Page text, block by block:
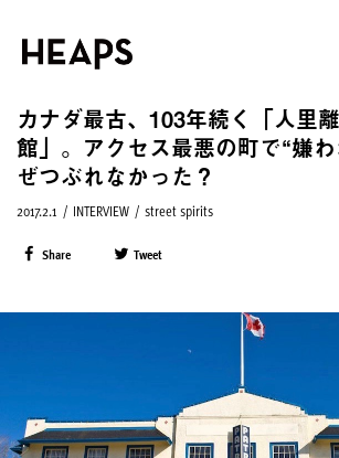
カナダ最古、103年続く「人里
館」。アクセス最悪の町で“嫌
ぜつぶれなかった？
2017.2.1 / INTERVIEW / street spirits
Share Tweet